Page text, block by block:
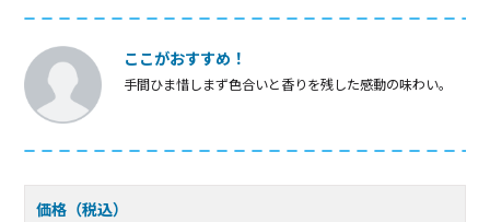
ここがおすすめ！
手間ひま惜しまず色合いと香りを残した感動の味わい。
価格（税込）